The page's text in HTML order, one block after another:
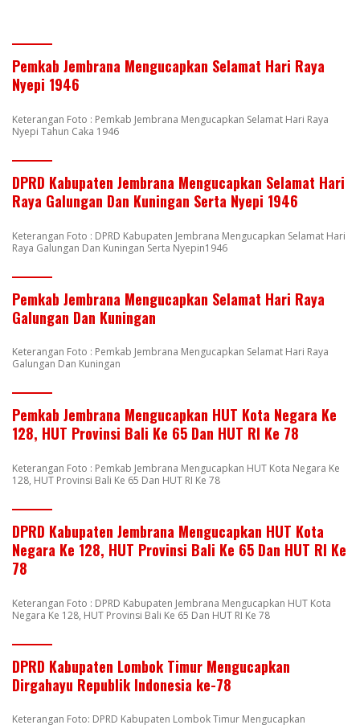
Pemkab Jembrana Mengucapkan Selamat Hari Raya
Nyepi 1946
Keterangan Foto : Pemkab Jembrana Mengucapkan Selamat Hari Raya
Nyepi Tahun Caka 1946
DPRD Kabupaten Jembrana Mengucapkan Selamat Hari
Raya Galungan Dan Kuningan Serta Nyepi 1946
Keterangan Foto : DPRD Kabupaten Jembrana Mengucapkan Selamat Hari
Raya Galungan Dan Kuningan Serta Nyepin1946
Pemkab Jembrana Mengucapkan Selamat Hari Raya
Galungan Dan Kuningan
Keterangan Foto : Pemkab Jembrana Mengucapkan Selamat Hari Raya
Galungan Dan Kuningan
Pemkab Jembrana Mengucapkan HUT Kota Negara Ke
128, HUT Provinsi Bali Ke 65 Dan HUT RI Ke 78
Keterangan Foto : Pemkab Jembrana Mengucapkan HUT Kota Negara Ke
128, HUT Provinsi Bali Ke 65 Dan HUT RI Ke 78
DPRD Kabupaten Jembrana Mengucapkan HUT Kota
Negara Ke 128, HUT Provinsi Bali Ke 65 Dan HUT RI Ke
78
Keterangan Foto : DPRD Kabupaten Jembrana Mengucapkan HUT Kota
Negara Ke 128, HUT Provinsi Bali Ke 65 Dan HUT RI Ke 78
DPRD Kabupaten Lombok Timur Mengucapkan
Dirgahayu Republik Indonesia ke-78
Keterangan Foto: DPRD Kabupaten Lombok Timur Mengucapkan